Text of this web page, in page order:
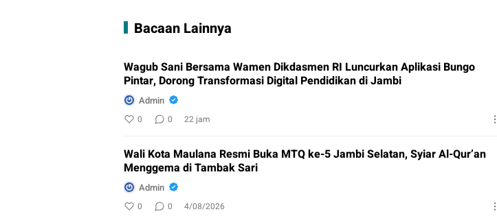
Bacaan Lainnya
Wagub Sani Bersama Wamen Dikdasmen RI Luncurkan Aplikasi Bungo
Pintar, Dorong Transformasi Digital Pendidikan di Jambi
Admin
0 0 22 jam
Wali Kota Maulana Resmi Buka MTQ ke-5 Jambi Selatan, Syiar Al-Qur’an
Menggema di Tambak Sari
Admin
0 0 4/08/2026